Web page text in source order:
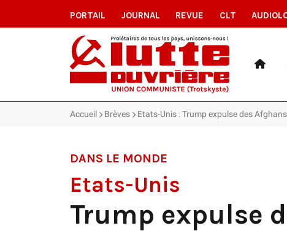
PORTAIL JOURNAL REVUE CLT
Accueil Brèves Etats-Unis : Trump expulse des Afghans
DANS LE MONDE
Etats-Unis
Trump expulse